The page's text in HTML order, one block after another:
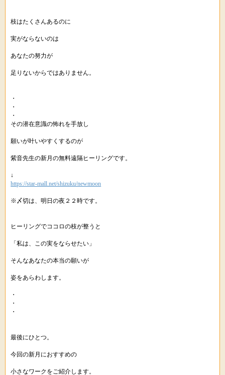
枝はたくさんあるのに
実がならないのは
あなたの努力が
足りないからではありません。
・
・
・
その潜在意識の怖れを手放し
願いが叶いやすくするのが
紫音先生の新月の無料遠隔ヒーリングです。
↓
https://star-mall.net/shizuku/newmoon
※〆切は、明日の夜２２時です。
ヒーリングでココロの枝が整うと
「私は、この実をならせたい」
そんなあなたの本当の願いが
姿をあらわします。
・
・
・
最後にひとつ。
今回の新月におすすめの
小さなワークをご紹介します。